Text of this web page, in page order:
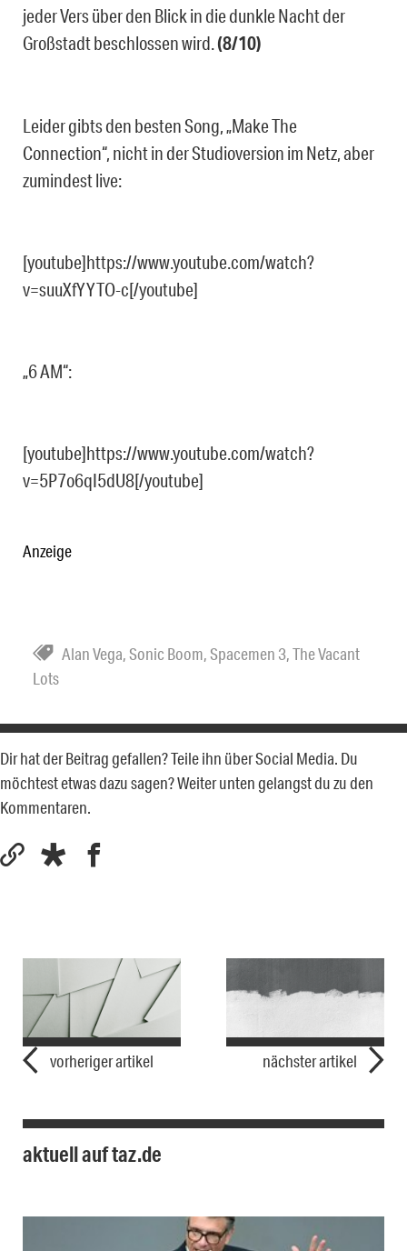
jeder Vers über den Blick in die dunkle Nacht der
Großstadt beschlossen wird.(8/10)
Leider gibts den besten Song, „Make The
Connection“, nicht in der Studioversion im Netz, aber
zumindest live:
[youtube]https://www.youtube.com/watch?
v=suuXfYYTO-c[/youtube]
„6 AM“:
[youtube]https://www.youtube.com/watch?
v=5P7o6qI5dU8[/youtube]
Anzeige
Alan Vega,Sonic Boom,Spacemen 3,The Vacant
Lots
Dir hat der Beitrag gefallen? Teile ihn über Social Media. Du
möchtest etwas dazu sagen? Weiter unten gelangst du zu den
Kommentaren.
vorheriger artikel nächster artikel
aktuell auf taz.de